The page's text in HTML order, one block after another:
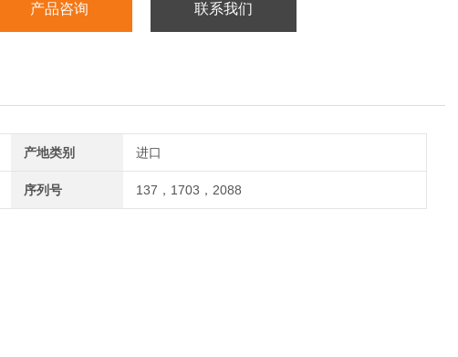
产品咨询 联系我们
产地类别 进口
序列号 137，1703，2088